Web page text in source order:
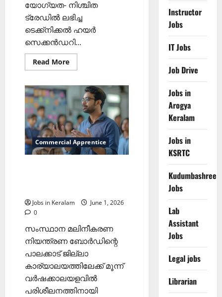
യോഗ്യത- നിശ്ചിത
ട്രേഡില്‍ ലഭിച്ച
ടെക്ക്‌നിക്കല്‍ ഹയര്‍
സെക്കന്‍ഡറി...
Read MoreRead
more
തസ്തികകളിലേക്ക്‌
വോക്ക്
ഇന്‍
ഇന്റര്‍വ്യൂ
അഞ്ചിന്
Commercial Apprentice
Jobs in Keralam
June 1, 2026
0
സംസ്ഥാന മലിനീകരണ
നിയന്ത്രണ ബോര്‍ഡിന്റെ
പാലക്കാട്‌ ജില്ലാ
കാര്യാലയത്തിലേക്ക് മൂന്ന്
വര്‍ഷക്കാലയളവില്‍
പരിശീലനത്തിനായി
Instructor
Jobs
IT Jobs
Job Drive
Jobs in
Arogya
Keralam
Jobs in
KSRTC
Kudumbashree
Jobs
Lab
Assistant
Jobs
Legal jobs
Librarian